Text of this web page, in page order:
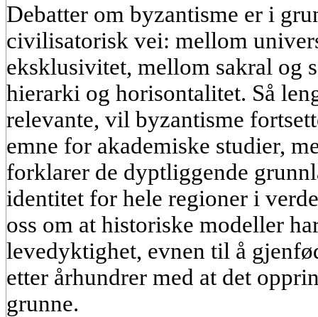
Debatter om byzantisme er i
civilisatorisk vei: mellom
eksklusivitet, mellom sakral
hierarki og horisontalitet. Så
relevante, vil byzantisme
emne for akademiske studier,
forklarer de dyptliggende
identitet for hele regioner i
oss om at historiske modeller
levedyktighet, evnen til å
etter århundrer med at det
grunne.